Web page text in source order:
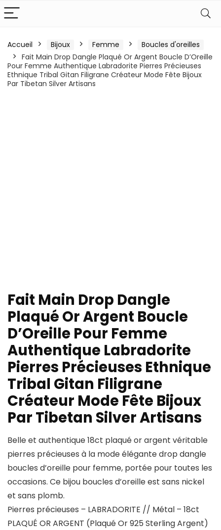
Accueil Bijoux Femme
Boucles d'oreilles
Fait Main Drop Dangle Plaqué Or Argent Boucle D’Oreille
Pour Femme Authentique Labradorite Pierres Précieuses
Ethnique Tribal Gitan Filigrane Créateur Mode Fête Bijoux
Par Tibetan Silver Artisans
Fait Main Drop Dangle
Plaqué Or Argent Boucle
D’Oreille Pour Femme
Authentique Labradorite
Pierres Précieuses Ethnique
Tribal Gitan Filigrane
Créateur Mode Fête Bijoux
Par Tibetan Silver Artisans
Belle et authentique 18ct plaqué or argent véritable
pierres précieuses à la mode élégante drop dangle
boucles d’oreille pour femme, portée pour toutes les
occasions. Ce bijou boucles d’oreille est sans nickel
et sans plomb.
Pierres précieuses – LABRADORITE // Métal – 18ct
PLAQUÉ OR ARGENT (Plaqué Or 925 Sterling Argent)